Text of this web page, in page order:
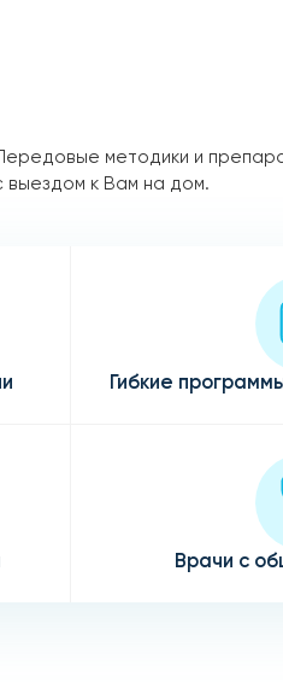
методики и
выездом к Вам на дом.
Гибкие
Врачи с